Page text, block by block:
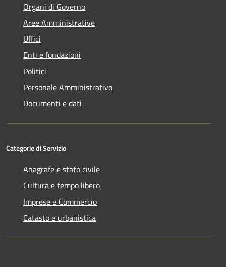
Organi di Governo
Aree Amministrative
Uffici
Enti e fondazioni
Politici
Personale Amministrativo
Documenti e dati
Categorie di Servizio
Anagrafe e stato civile
Cultura e tempo libero
Imprese e Commercio
Catasto e urbanistica